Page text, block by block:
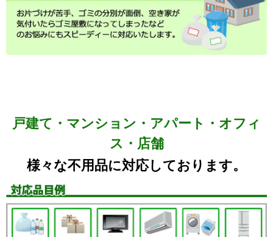
戸建て・マンション・アパート・オフィ
ス・店舗
様々な不用品に対応しております。